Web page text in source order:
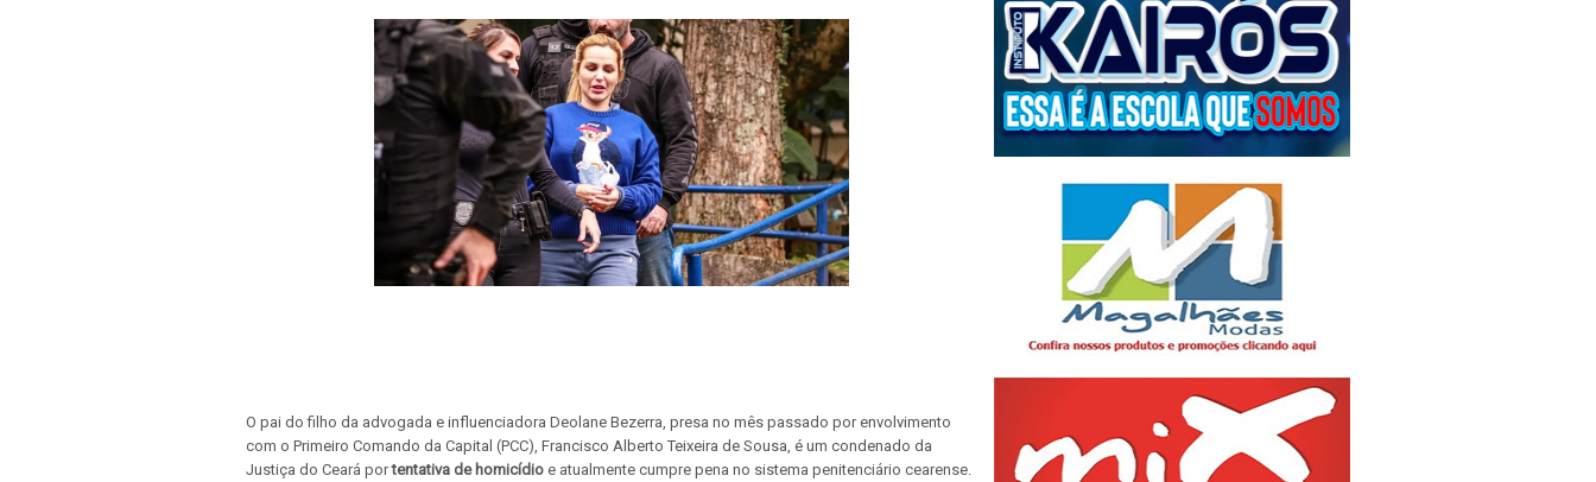
O pai do filho da advogada e influenciadora Deolane Bezerra, presa no mês passado por envolvimento
com o Primeiro Comando da Capital (PCC), Francisco Alberto Teixeira de Sousa, é um condenado da
Justiça do Ceará portentativa de homicídio e atualmente cumpre pena no sistema penitenciário cearense.